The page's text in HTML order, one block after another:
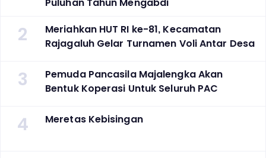
2
Meriahkan HUT RI ke-81, Kecamatan
Rajagaluh Gelar Turnamen Voli Antar Desa
3
Pemuda Pancasila Majalengka Akan
Bentuk Koperasi Untuk Seluruh PAC
4 Meretas Kebisingan